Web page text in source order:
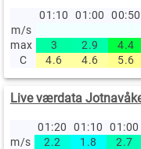
01:10 01:00 00:50
m/s
max
3 2.9 4.4
C
4.6 4.6 5.6
Live værdata
01:20 01:10 01:00
m/s
2.2 1.8 2.7